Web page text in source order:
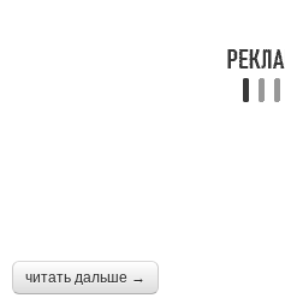
читать дальше →